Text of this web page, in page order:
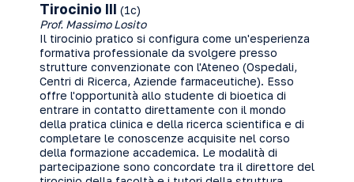
Tirocinio III (1c)
Prof. Massimo Losito
Il tirocinio pratico si configura come un'esperienza
formativa professionale da svolgere presso
strutture convenzionate con l'Ateneo (Ospedali,
Centri di Ricerca, Aziende farmaceutiche). Esso
offre l'opportunità allo studente di bioetica di
entrare in contatto direttamente con il mondo
della pratica clinica e della ricerca scientifica e di
completare le conoscenze acquisite nel corso
della formazione accademica. Le modalità di
partecipazione sono concordate tra il direttore del